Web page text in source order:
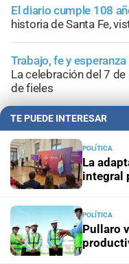
El diario cumple 108
historia de Santa Fe,
Trabajo, fe y esperanza
La celebración del 7
de fieles
Panorama astrológico
2026
TE PUEDE INTERESAR
POLÍTICA
La
integral
POLÍTICA
Pullaro